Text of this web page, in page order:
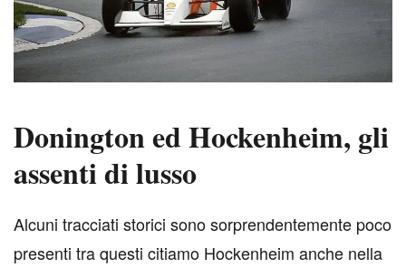
Donington ed Hockenheim, gli
assenti di lusso
Alcuni tracciati storici sono sorprendentemente poco
presenti tra questi citiamo Hockenheim anche nella